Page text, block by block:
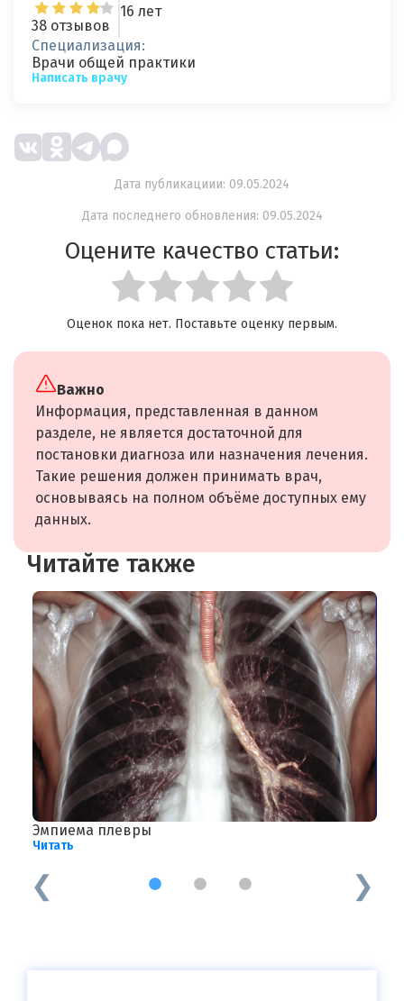
38 отзывов
16 лет
Специализация:
Врачи общей практики
Написать врачу
Дата публикациии: 09.05.2024
Дата последнего обновления: 09.05.2024
Оцените качество статьи:
Оценок пока нет. Поставьте оценку первым.
Важно
Информация, представленная в данном
разделе, не является достаточной для
постановки диагноза или назначения лечения.
Такие решения должен принимать врач,
основываясь на полном объёме доступных ему
данных.
Читайте также
Эмпиема плевры
Читать
1 2 3